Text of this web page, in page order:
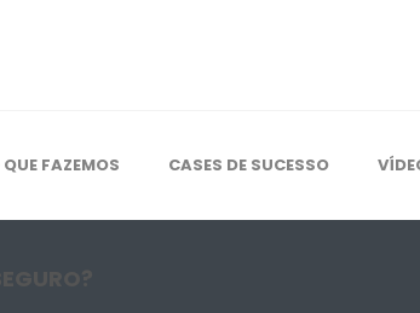
QUE FAZEMOS CASES DE SUCESSO